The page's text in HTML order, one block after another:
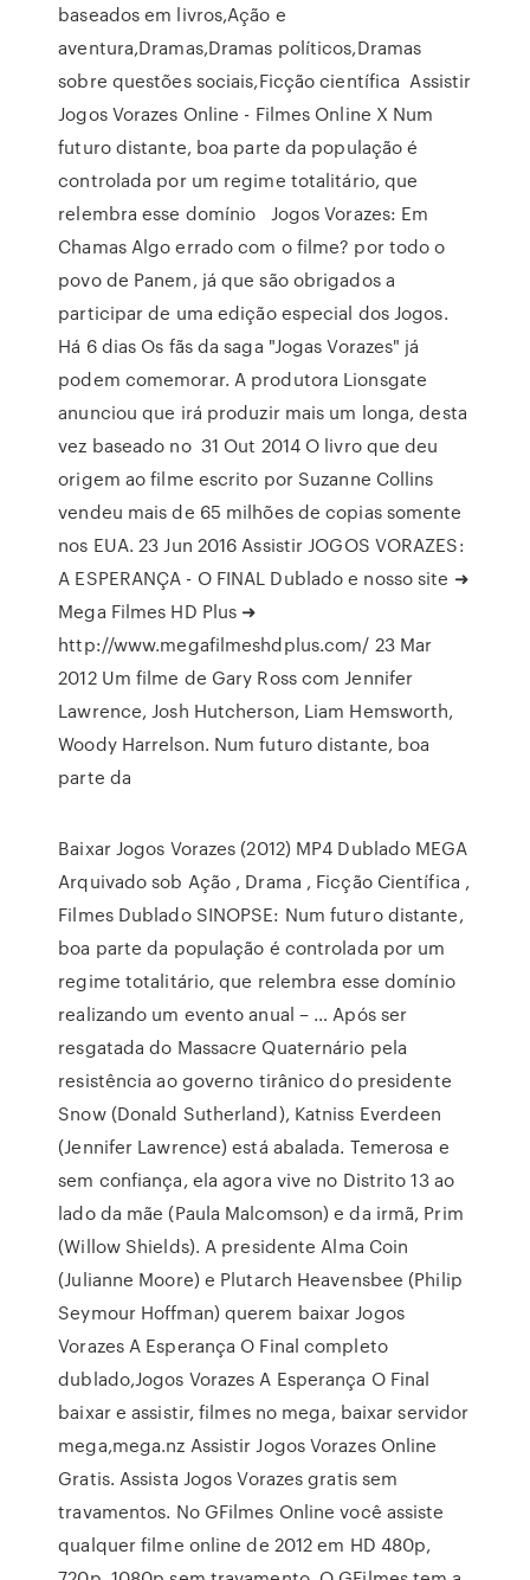
baseados em livros,Ação e
aventura,Dramas,Dramas políticos,Dramas
sobre questões sociais,Ficção científica Assistir
Jogos Vorazes Online - Filmes Online X Num
futuro distante, boa parte da população é
controlada por um regime totalitário, que
relembra esse domínio Jogos Vorazes: Em
Chamas Algo errado com o filme? por todo o
povo de Panem, já que são obrigados a
participar de uma edição especial dos Jogos.
Há 6 dias Os fãs da saga "Jogas Vorazes" já
podem comemorar. A produtora Lionsgate
anunciou que irá produzir mais um longa, desta
vez baseado no 31 Out 2014 O livro que deu
origem ao filme escrito por Suzanne Collins
vendeu mais de 65 milhões de copias somente
nos EUA. 23 Jun 2016 Assistir JOGOS VORAZES:
A ESPERANÇA - O FINAL Dublado e nosso site ➜
Mega Filmes HD Plus ➜
http://www.megafilmeshdplus.com/ 23 Mar
2012 Um filme de Gary Ross com Jennifer
Lawrence, Josh Hutcherson, Liam Hemsworth,
Woody Harrelson. Num futuro distante, boa
parte da
Baixar Jogos Vorazes (2012) MP4 Dublado MEGA
Arquivado sob Ação , Drama , Ficção Científica ,
Filmes Dublado SINOPSE: Num futuro distante,
boa parte da população é controlada por um
regime totalitário, que relembra esse domínio
realizando um evento anual – … Após ser
resgatada do Massacre Quaternário pela
resistência ao governo tirânico do presidente
Snow (Donald Sutherland), Katniss Everdeen
(Jennifer Lawrence) está abalada. Temerosa e
sem confiança, ela agora vive no Distrito 13 ao
lado da mãe (Paula Malcomson) e da irmã, Prim
(Willow Shields). A presidente Alma Coin
(Julianne Moore) e Plutarch Heavensbee (Philip
Seymour Hoffman) querem baixar Jogos
Vorazes A Esperança O Final completo
dublado,Jogos Vorazes A Esperança O Final
baixar e assistir, filmes no mega, baixar servidor
mega,mega.nz Assistir Jogos Vorazes Online
Gratis. Assista Jogos Vorazes gratis sem
travamentos. No GFilmes Online você assiste
qualquer filme online de 2012 em HD 480p,